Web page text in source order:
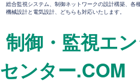
総合監視システム、制御ネットワークの設計構築、各
機械設計と電気設計、どちらも対応いたします。
制御・監視エ
センター.COM